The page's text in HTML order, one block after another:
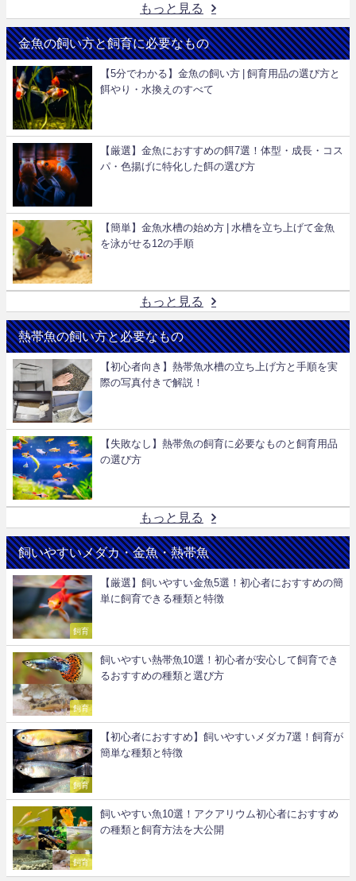
もっと見る
金魚の飼い方と飼育に必要なもの
【5分でわかる】金魚の飼い方 | 飼育用品の選び方と
餌やり・水換えのすべて
【厳選】金魚におすすめの餌7選！体型・成長・コス
パ・色揚げに特化した餌の選び方
【簡単】金魚水槽の始め方 | 水槽を立ち上げて金魚
を泳がせる12の手順
もっと見る
熱帯魚の飼い方と必要なもの
【初心者向き】熱帯魚水槽の立ち上げ方と手順を実
際の写真付きで解説！
【失敗なし】熱帯魚の飼育に必要なものと飼育用品
の選び方
もっと見る
飼いやすいメダカ・金魚・熱帯魚
飼育
【厳選】飼いやすい金魚5選！初心者におすすめの簡
単に飼育できる種類と特徴
飼育
飼いやすい熱帯魚10選！初心者が安心して飼育でき
るおすすめの種類と選び方
飼育
【初心者におすすめ】飼いやすいメダカ7選！飼育が
簡単な種類と特徴
飼育
飼いやすい魚10選！アクアリウム初心者におすすめ
の種類と飼育方法を大公開